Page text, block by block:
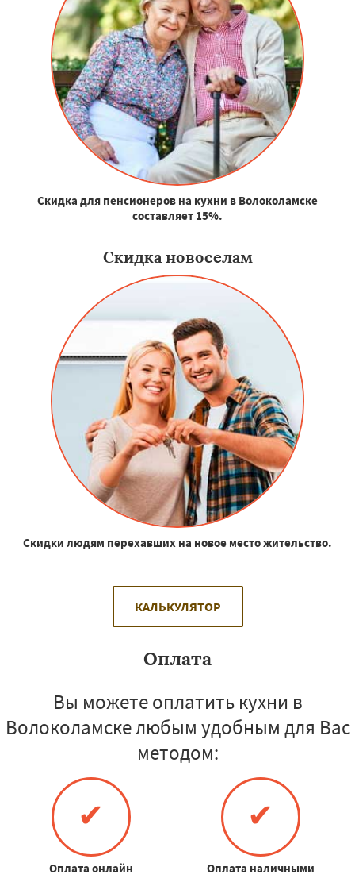
Скидка для пенсионеров на кухни в Волоколамске
составляет 15%.
Скидка новоселам
Скидки людям перехавших на новое место жительство.
КАЛЬКУЛЯТОР
Оплата
Вы можете оплатить кухни в
Волоколамске любым удобным для Вас
методом:
✔
Оплата онлайн
✔
Оплата наличными